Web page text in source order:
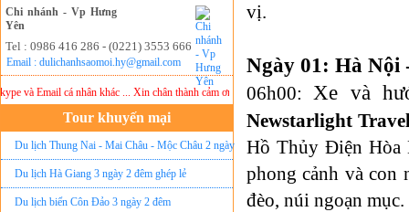
Chi nhánh - Vp Hưng
Yên
Tel : 0986 416 286 - (0221) 3553 666
Email : dulichanhsaomoi.hy@gmail.com
Lưu ý:DU LỊCH ÁNH SAO MỚI
Email cá nhân khác ... Xin chân thành cảm ơn!
Tour khuyến mại
Du lịch Thung Nai - Mai Châu - Mộc Châu 2 ngày
ghép lẻ
Du lịch Hà Giang 3 ngày 2 đêm ghép lẻ
Du lịch biển Côn Đảo 3 ngày 2 đêm
vị.
Ngày 01: Hà Nội
06h00:Xe và
Newstarlight
Hồ Thủy Điện Hòa
phong cảnh và con
đèo, núi ngoạn mục.